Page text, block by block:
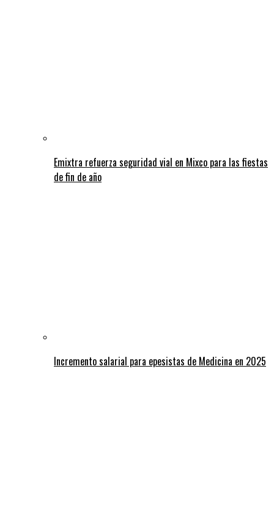
Emixtra refuerza seguridad vial en Mixco para las fiestas
de fin de año
Incremento salarial para epesistas de Medicina en 2025